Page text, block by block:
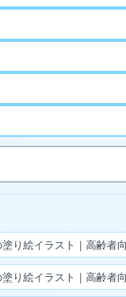
り絵イラスト｜高齢者
り絵イラスト｜高齢者